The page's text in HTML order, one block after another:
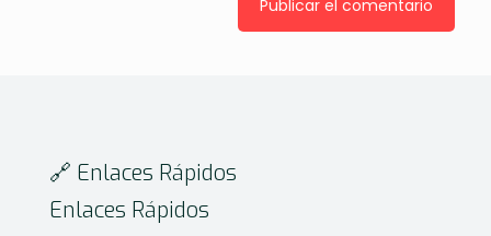
🔗 Enlaces Rápidos
Enlaces Rápidos